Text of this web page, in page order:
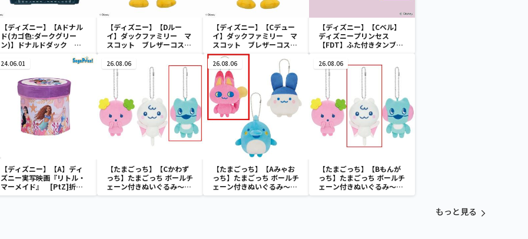
【ディズニー】【Aドナル
ド(カゴ色:ダークグリー
ン)】ドナルドダック ミ
【ディズニー】【Dルー
イ】ダックファミリー マ
スコット ブレザーコスチ
【ディズニー】【Cデュー
イ】ダックファミリー マ
スコット ブレザーコスチ
ューム
【ディズニー】【Cベル】
ディズニープリンセス
【FDT】ふた付きタンブラ
24.06.01
【ディズニー】【A】ディ
ズニー実写映画『リトル・
マーメイド』 [PtZ]折り
畳みボックスチェアー
26.08.06
【たまごっち】【Cかわず
っち】たまごっち ボールチ
ェーン付きぬいぐるみ～
Tamagotchi Paradise～
26.08.06
【たまごっち】【Aみゃお
っち】たまごっち ボールチ
ェーン付きぬいぐるみ～
Tamagotchi Paradise～
26.08.06
【たまごっち】【Bもんが
っち】たまごっち ボールチ
ェーン付きぬいぐるみ～
Tamagotchi Paradise～
もっと見る